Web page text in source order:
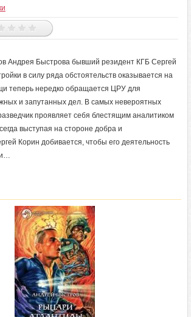
Андрея Быстрова бывший резидент КГБ Сергей
в силу ряда обстоятельств оказывается на
теперь нередко обращается ЦРУ для
и запутанных дел. В самых невероятных
проявляет себя блестящим аналитиком
выступая на стороне добра и
Корин добивается, чтобы его деятельность